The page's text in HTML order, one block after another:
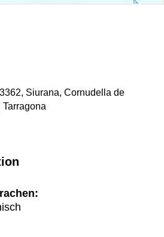
Siurana, Cornudella de
Tarragona